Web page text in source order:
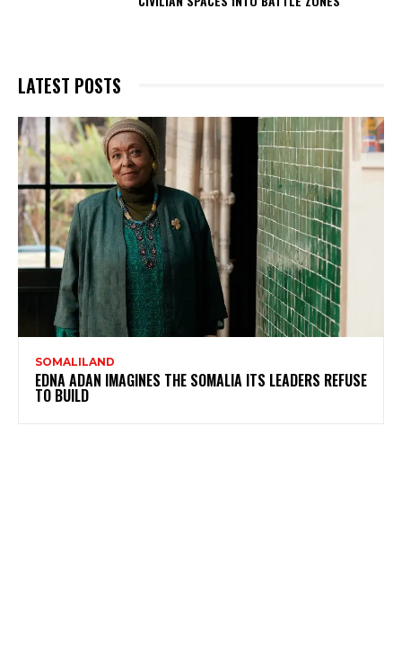
LATEST POSTS
SOMALILAND
EDNA ADAN IMAGINES THE SOMALIA ITS LEADERS REFUSE
TO BUILD